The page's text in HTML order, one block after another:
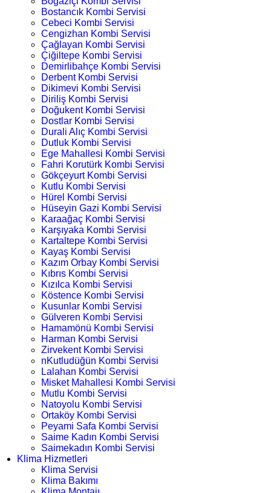
Bostancık Kombi Servisi
Cebeci Kombi Servisi
Cengizhan Kombi Servisi
Çağlayan Kombi Servisi
Çiğiltepe Kombi Servisi
Demirlibahçe Kombi Servisi
Derbent Kombi Servisi
Dikimevi Kombi Servisi
Diriliş Kombi Servisi
Doğukent Kombi Servisi
Dostlar Kombi Servisi
Durali Alıç Kombi Servisi
Dutluk Kombi Servisi
Ege Mahallesi Kombi Servisi
Fahri Korutürk Kombi Servisi
Gökçeyurt Kombi Servisi
Kutlu Kombi Servisi
Hürel Kombi Servisi
Hüseyin Gazi Kombi Servisi
Karaağaç Kombi Servisi
Karşıyaka Kombi Servisi
Kartaltepe Kombi Servisi
Kayaş Kombi Servisi
Kazım Orbay Kombi Servisi
Kıbrıs Kombi Servisi
Kızılca Kombi Servisi
Köstence Kombi Servisi
Kusunlar Kombi Servisi
Gülveren Kombi Servisi
Hamamönü Kombi Servisi
Harman Kombi Servisi
Zirvekent Kombi Servisi
nKutludüğün Kombi Servisi
Lalahan Kombi Servisi
Misket Mahallesi Kombi Servisi
Mutlu Kombi Servisi
Natoyolu Kombi Servisi
Ortaköy Kombi Servisi
Peyami Safa Kombi Servisi
Saime Kadın Kombi Servisi
Saimekadın Kombi Servisi
Klima Hizmetleri
Klima Servisi
Klima Bakımı